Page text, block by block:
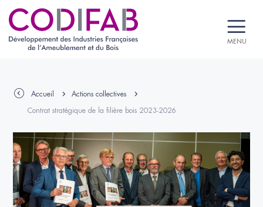
MENU
Accueil Actions collectives
Contrat stratégique de la filière bois 2023-2026